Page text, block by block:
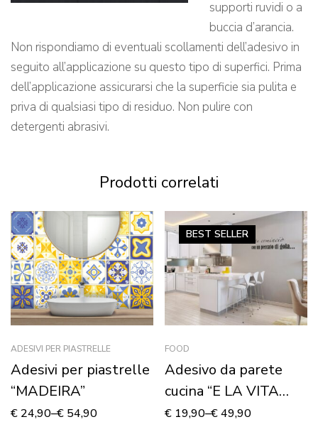
supporti ruvidi o a
buccia d’arancia.
Non rispondiamo di eventuali scollamenti dell’adesivo in
seguito all’applicazione su questo tipo di superfici. Prima
dell’applicazione assicurarsi che la superficie sia pulita e
priva di qualsiasi tipo di residuo. Non pulire con
detergenti abrasivi.
Prodotti correlati
ADESIVI PER PIASTRELLE
Adesivi per piastrelle
“MADEIRA”
€ 24,90–€ 54,90
BEST SELLER
FOOD
Adesivo da parete
cucina “E LA VITA
COMINCIÒ”
€ 19,90–€49,90